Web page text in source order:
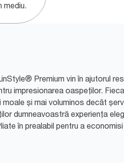
mediu.​
Premium vin în ajutorul
impresionarea oaspeților.
și mai voluminos decât
dumneavoastră experiența
în prealabil pentru a